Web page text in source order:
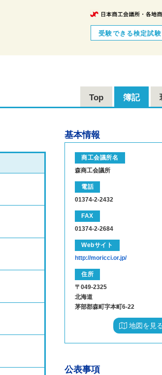
受験できる検定試験
Top 簿記
基本情報
商工会議所名
森商工会議所
電話
01374-2-2432
FAX
01374-2-2684
Webサイト
http://moricci.or.jp/
住所
〒049-2325
北海道
茅部郡森町字本町6-22
地図を見る
公表事項